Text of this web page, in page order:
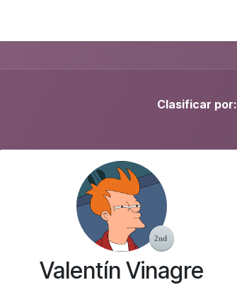
Clasificar por:
Valentín Vinagre